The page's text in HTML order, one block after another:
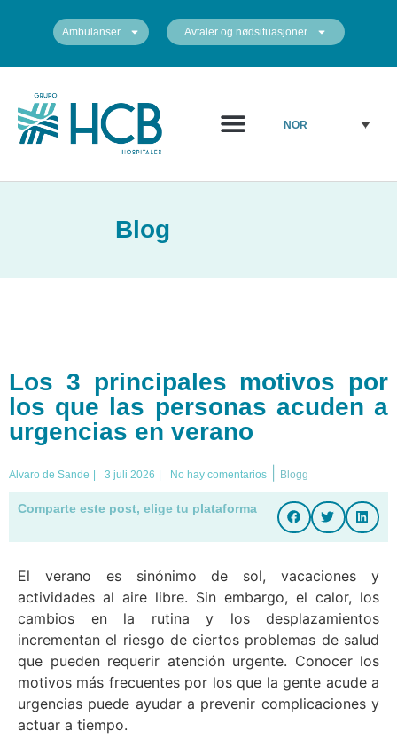
Ambulanser Avtaler og nødsituasjoner
NOR
Blog
Los 3 principales motivos por
los que las personas acuden a
urgencias en verano
Alvaro de Sande | 3 juli 2026 | No hay comentarios Blogg
Comparte este post, elige tu plataforma
El verano es sinónimo de sol, vacaciones y
actividades al aire libre. Sin embargo, el calor, los
cambios en la rutina y los desplazamientos
incrementan el riesgo de ciertos problemas de salud
que pueden requerir atención urgente. Conocer los
motivos más frecuentes por los que la gente acude a
urgencias puede ayudar a prevenir complicaciones y
actuar a tiempo.